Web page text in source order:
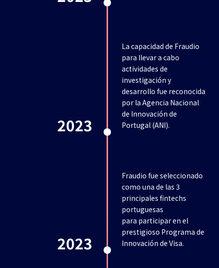
2023
La capacidad de Fraudio
para llevar a cabo
actividades de
investigación y
desarrollo fue reconocida
por la Agencia Nacional
de Innovación de
Portugal (ANI).
2023
Fraudio fue seleccionado
como una de las 3
principales fintechs
portuguesas
para participar en el
prestigioso Programa de
Innovación de Visa.